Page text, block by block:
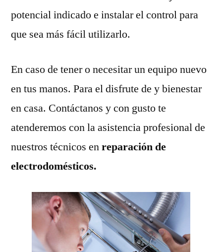
potencial indicado e instalar el control para
que sea más fácil utilizarlo.
En caso de tener o necesitar un equipo nuevo
en tus manos. Para el disfrute de y bienestar
en casa. Contáctanos y con gusto te
atenderemos con la asistencia profesional de
nuestros técnicos enreparación de
electrodomésticos.